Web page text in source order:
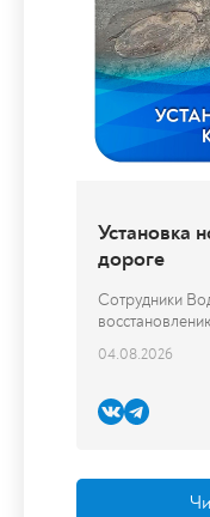
В парке
ремонт
В парке
10.08.2026